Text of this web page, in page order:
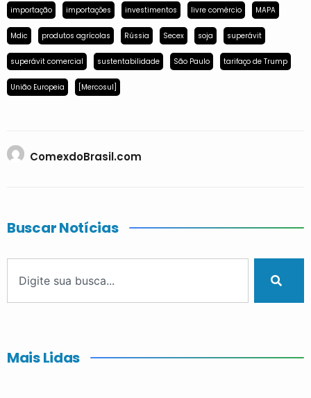
importação importações investimentos livre comércio MAPA
Mdic produtos agrícolas Rússia Secex soja superávit
superávit comercial sustentabilidade São Paulo tarifaço de Trump
União Europeia [Mercosul]
ComexdoBrasil.com
Buscar Notícias
Mais Lidas